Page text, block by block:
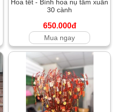
Hoa tết - Bình hoa nụ tầm xuân
30 cành
650.000đ
Mua ngay